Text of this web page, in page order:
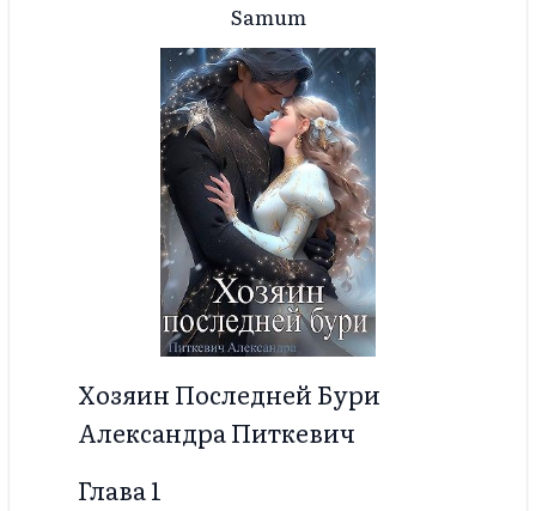
Samum
Хозяин Последней Бури
Александра Питкевич
Глава 1